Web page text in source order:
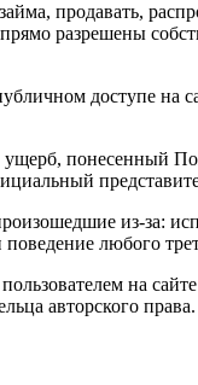
продавать,
разрешены
доступе
понесенный
из-за:
любого
на
авторского права.